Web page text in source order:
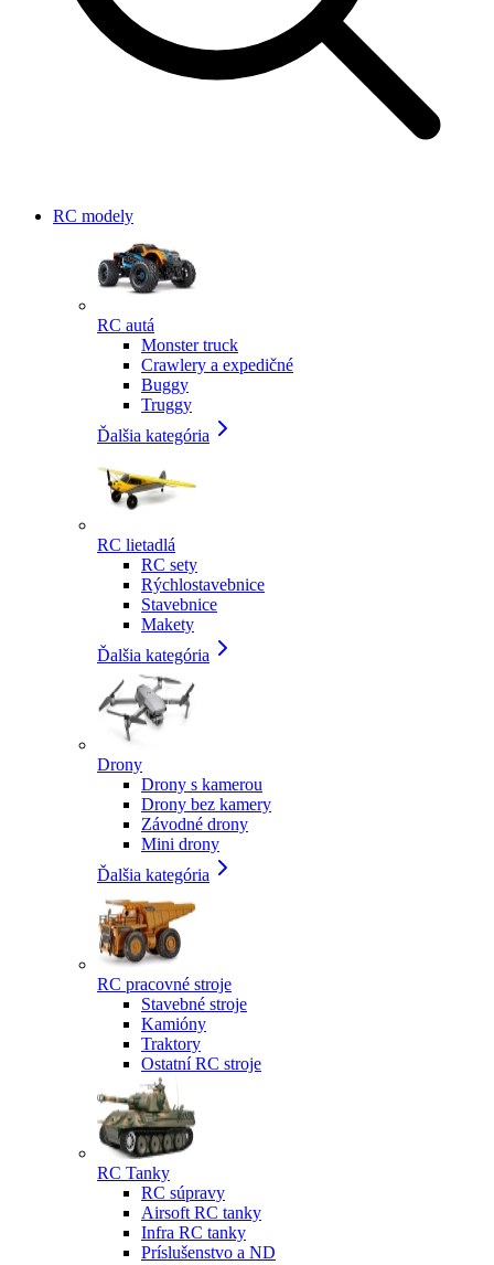
RC modely
RC autá
Monster truck
Crawlery a expedičné
Buggy
Truggy
Ďalšia kategória
RC lietadlá
RC sety
Rýchlostavebnice
Stavebnice
Makety
Ďalšia kategória
Drony
Drony s kamerou
Drony bez kamery
Závodné drony
Mini drony
Ďalšia kategória
RC pracovné stroje
Stavebné stroje
Kamióny
Traktory
Ostatní RC stroje
RC Tanky
RC súpravy
Airsoft RC tanky
Infra RC tanky
Príslušenstvo a ND